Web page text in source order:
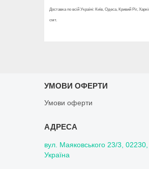
Доставка по всій Україні: Київ, Одеса, Кривий Ріг,
смт.
УМОВИ ОФЕРТИ
Умови оферти
вул. Маяковського 23/3, 02230,
Україна